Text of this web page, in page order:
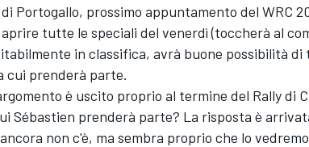
Portogallo, prossimo appuntamento del WRC
tutte le speciali del venerdì (toccherà al
in classifica, avrà buone possibilità di
cui prenderà parte.
è uscito proprio al termine del Rally di
Sébastien prenderà parte? La risposta è
non c'è, ma sembra proprio che lo